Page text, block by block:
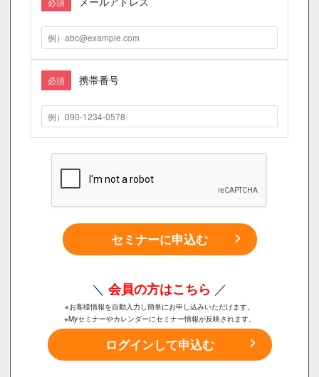
必須 携帯番号
セミナーに申込む
＼ 会員の方はこちら ／
※お客様情報を自動入力し簡単にお申し込みいただけます。
※Myセミナーやカレンダーにセミナー情報が反映されます。
ログインして申込む